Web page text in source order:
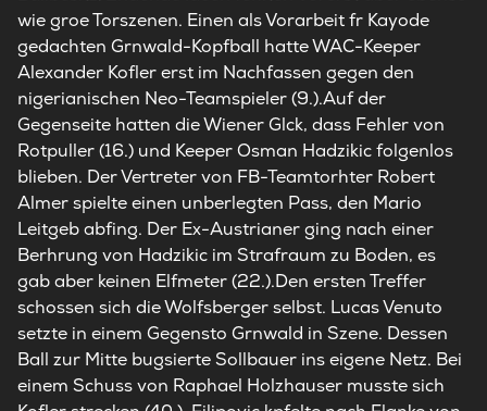
wie groe Torszenen. Einen als Vorarbeit fr Kayode
gedachten Grnwald-Kopfball hatte WAC-Keeper
Alexander Kofler erst im Nachfassen gegen den
nigerianischen Neo-Teamspieler (9.).Auf der
Gegenseite hatten die Wiener Glck, dass Fehler von
Rotpuller (16.) und Keeper Osman Hadzikic folgenlos
blieben. Der Vertreter von FB-Teamtorhter Robert
Almer spielte einen unberlegten Pass, den Mario
Leitgeb abfing. Der Ex-Austrianer ging nach einer
Berhrung von Hadzikic im Strafraum zu Boden, es
gab aber keinen Elfmeter (22.).Den ersten Treffer
schossen sich die Wolfsberger selbst. Lucas Venuto
setzte in einem Gegensto Grnwald in Szene. Dessen
Ball zur Mitte bugsierte Sollbauer ins eigene Netz. Bei
einem Schuss von Raphael Holzhauser musste sich